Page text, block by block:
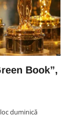
Book”,
duminică